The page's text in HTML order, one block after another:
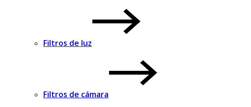
Filtros de luz
Filtros de cámara